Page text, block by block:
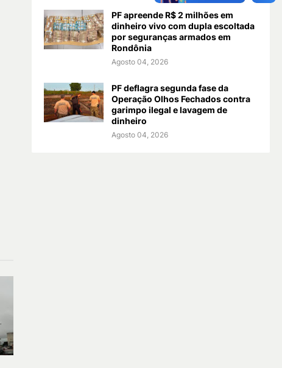
PF apreende R$ 2 milhões em
dinheiro vivo com dupla escoltada
por seguranças armados em
Rondônia
Agosto 04, 2026
PF deflagra segunda fase da
Operação Olhos Fechados contra
garimpo ilegal e lavagem de
dinheiro
Agosto 04, 2026